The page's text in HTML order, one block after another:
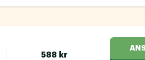
588 kr